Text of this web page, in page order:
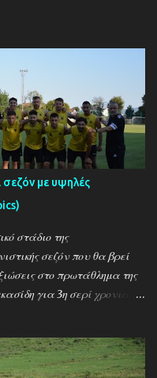
σεζόν με υψηλές
στάδιο της
σεζόν που θα βρεί
στο πρωτάθλημα της
για 3η σερί χρονιά
δείτε φωτοστιγμές
μέσα απο τον φακό της